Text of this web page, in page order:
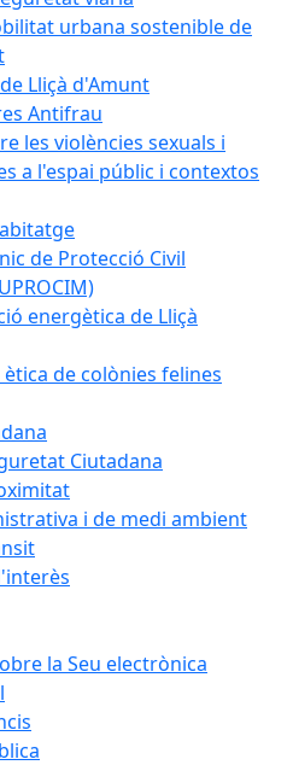
urbana sostenible de
Lliçà d'Amunt
Antifrau
les violències sexuals i
a l'espai públic i contextos
de Protecció Civil
energètica de Lliçà
de colònies felines
Ciutadana
i de medi ambient
la Seu electrònica